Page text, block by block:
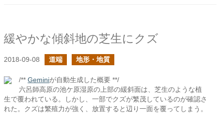
緩やかな傾斜地の芝生にクズ
2018-09-08 道端 地形・地質
/** Geminiが自動生成した概要 **/
六呂師高原の池ケ原湿原の上部の緩斜面は、芝生のような植
生で覆われている。しかし、一部でクズが繁茂しているのが確認さ
れた。クズは繁殖力が強く、放置すると辺り一面を覆ってしまう。